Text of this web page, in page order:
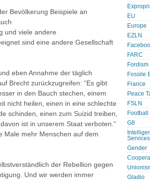
Bevölkerung Beispiele an
und viele andere
sind eine andere Gesellschaft
eben Annahme der täglich
Brecht zurückzugreifen: “Es gibt
in den Bauch stechen, einem
nicht heilen, einen in eine schlechte
schinden, einen zum Suizid treiben,
ist in unserem Staat verboten.“
Male mehr Menschen auf dem
der Rebellion gegen
Und wir werden immer
EU
Europe
EZLN
FARC
Fordism
Fossile
France
Peace
FSLN
Football
G8
Services
Gender
Gladio